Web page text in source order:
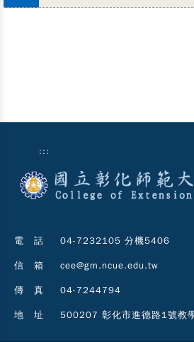
:::
電 話 04-7232105 分機5406
信 箱 cee@gm.ncue.edu.tw
傳 真 04-7244794
地 址 500207 彰化市進德路1號教